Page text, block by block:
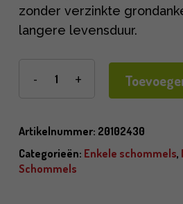
zonder verzinkte
langere levensduur.
Artikelnummer: 20102430
Categorieën: Enkele schommels,
Schommels